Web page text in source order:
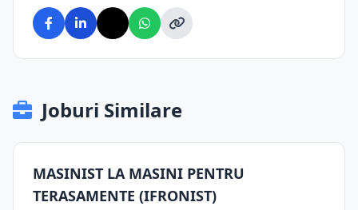
Joburi Similare
MASINIST LA MASINI PENTRU
TERASAMENTE (IFRONIST)